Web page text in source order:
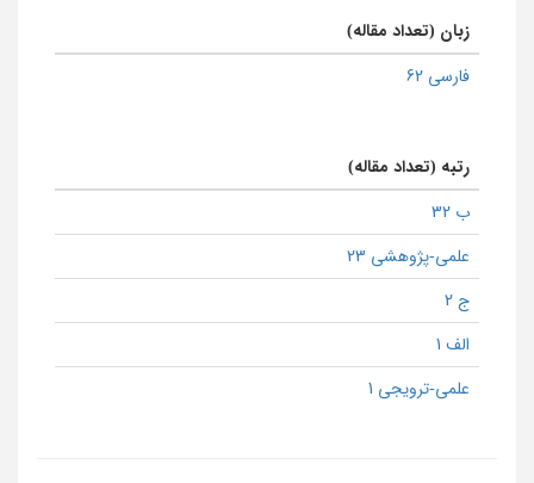
زبان (تعداد مقاله)
فارسی 62
رتبه (تعداد مقاله)
ب 32
علمی-پژوهشی 23
ج 2
الف 1
علمی-ترویجی 1